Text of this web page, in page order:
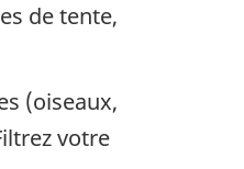
de tente,
(oiseaux,
votre